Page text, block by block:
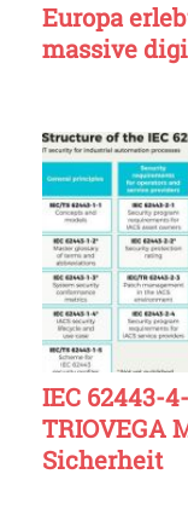
Europa
massive
IEC 62443-
TRIOVEGA
Sicherheit